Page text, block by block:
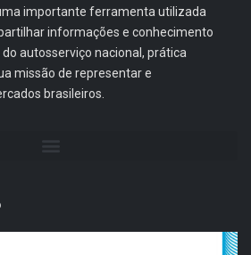
importante ferramenta utilizada
informações e conhecimento
autosserviço nacional, prática
missão de representar e
brasileiros.